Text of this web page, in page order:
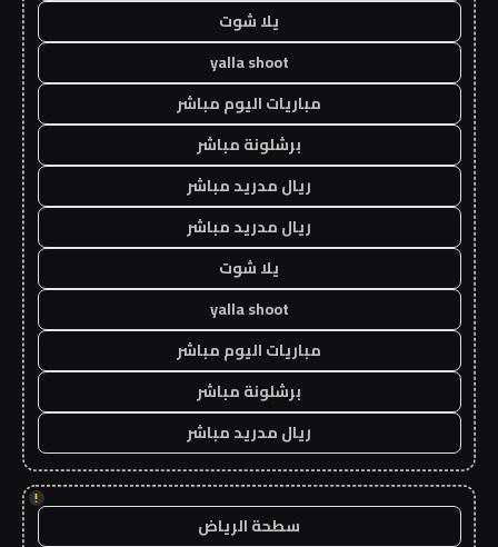
يلا شوت
yalla shoot
مباريات اليوم مباشر
برشلونة مباشر
ريال مدريد مباشر
ريال مدريد مباشر
يلا شوت
yalla shoot
مباريات اليوم مباشر
برشلونة مباشر
ريال مدريد مباشر
!
سطحة الرياض